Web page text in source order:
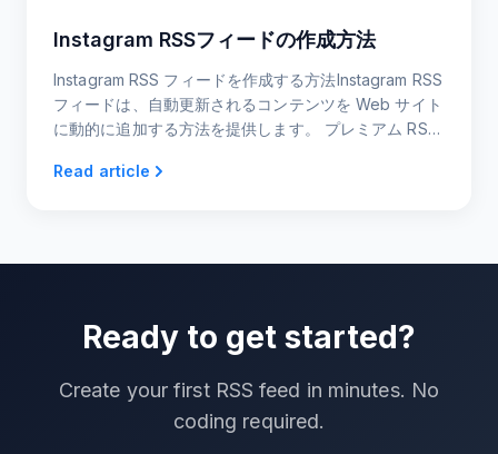
Instagram RSSフィードの作成方法
Instagram RSS フィードを作成する方法Instagram RSS
フィードは、自動更新されるコンテンツを Web サイト
に動的に追加する方法を提供します。 プレミアム RSS
の作成が簡単になります。
Read article
Ready to get started?
Create your first RSS feed in minutes. No
coding required.